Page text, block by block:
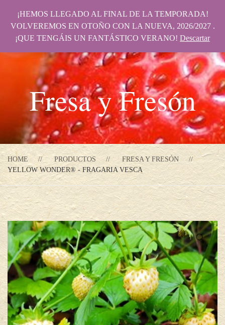
Fresa y Fresón
HOME PRODUCTOS
FRESA Y FRESÓN
YELLOW WONDER® - FRAGARIA VESCA
¡HEMOS LLEGADO AL FINAL DE LA TEMPORADA!
VOLVEREMOS EN OTOÑO CON LA NUEVA, 2026/2027 .
¡QUE TENGÁIS UN FANTÁSTICO VERANO! Descartar